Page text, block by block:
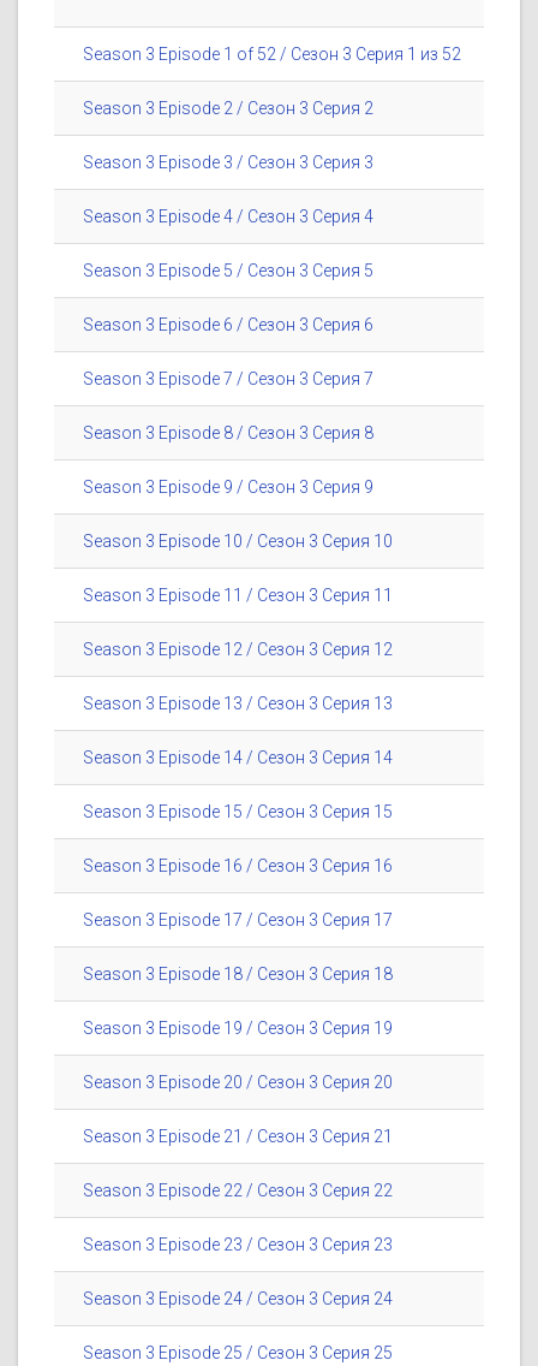
Season 3 Episode 1 of 52 / Сезон 3 Серия 1 из 52
Season 3 Episode 2 / Сезон 3 Серия 2
Season 3 Episode 3 / Сезон 3 Серия 3
Season 3 Episode 4 / Сезон 3 Серия 4
Season 3 Episode 5 / Сезон 3 Серия 5
Season 3 Episode 6 / Сезон 3 Серия 6
Season 3 Episode 7 / Сезон 3 Серия 7
Season 3 Episode 8 / Сезон 3 Серия 8
Season 3 Episode 9 / Сезон 3 Серия 9
Season 3 Episode 10 / Сезон 3 Серия 10
Season 3 Episode 11 / Сезон 3 Серия 11
Season 3 Episode 12 / Сезон 3 Серия 12
Season 3 Episode 13 / Сезон 3 Серия 13
Season 3 Episode 14 / Сезон 3 Серия 14
Season 3 Episode 15 / Сезон 3 Серия 15
Season 3 Episode 16 / Сезон 3 Серия 16
Season 3 Episode 17 / Сезон 3 Серия 17
Season 3 Episode 18 / Сезон 3 Серия 18
Season 3 Episode 19 / Сезон 3 Серия 19
Season 3 Episode 20 / Сезон 3 Серия 20
Season 3 Episode 21 / Сезон 3 Серия 21
Season 3 Episode 22 / Сезон 3 Серия 22
Season 3 Episode 23 / Сезон 3 Серия 23
Season 3 Episode 24 / Сезон 3 Серия 24
Season 3 Episode 25 / Сезон 3 Серия 25